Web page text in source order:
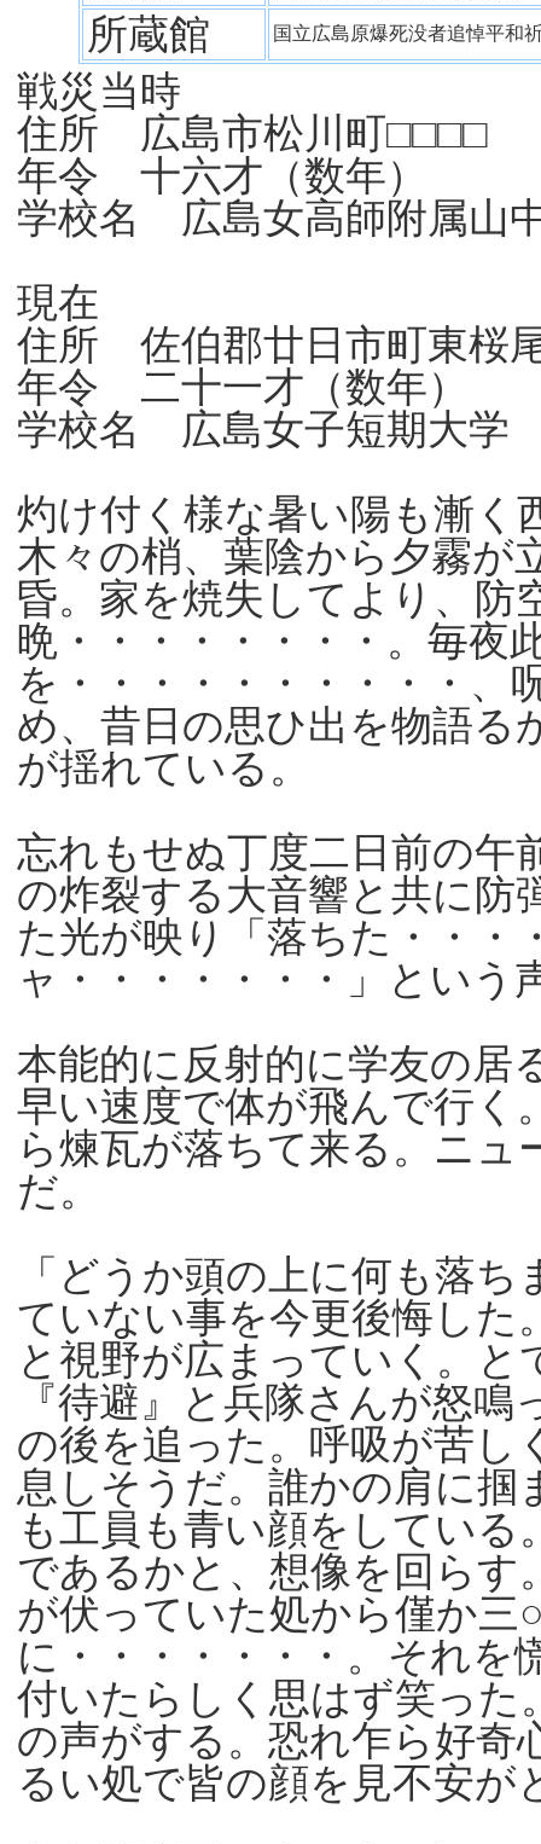
所蔵館 国立広島原爆死没者追悼平
戦災当時
住所 広島市松川町□□□□
年令 十六才（数年）
学校名 広島女高師附属山
現在
住所 佐伯郡廿日市町東桜
年令 二十一才（数年）
学校名 広島女子短期大
灼け付く様な暑い陽も漸く
木々の梢、葉陰から夕霧が
昏。家を焼失してより、防
晩・・・・・・・・。毎夜
を・・・・・・・・・・、
め、昔日の思ひ出を物語る
が揺れている。
忘れもせぬ丁度二日前の午
の炸裂する大音響と共に防
た光が映り「落ちた・・・
ャ・・・・・・・」という
本能的に反射的に学友の居
早い速度で体が飛んで行く
ら煉瓦が落ちて来る。ニュ
だ。
「どうか頭の上に何も落
ていない事を今更後悔した
と視野が広まっていく。
『待避』と兵隊さんが怒
の後を追った。呼吸が苦し
息しそうだ。誰かの肩に掴
も工員も青い顔をしてい
であるかと、想像を回らす
が伏っていた処から僅か三
に・・・・・・・。それを
付いたらしく思はず笑った
の声がする。恐れ乍ら好奇
るい処で皆の顔を見不安が